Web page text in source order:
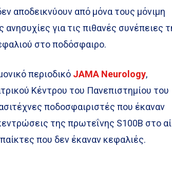
αποδεικνύουν από μόνα τους μόνιμη
για τις πιθανές συνέπειες
στο ποδόσφαιρο.
περιοδικό JAMA Neurology,
Κέντρου του Πανεπιστημίου του
ποδοσφαιριστές που έκαναν
της πρωτεΐνης S100B στο
που δεν έκαναν κεφαλιές.